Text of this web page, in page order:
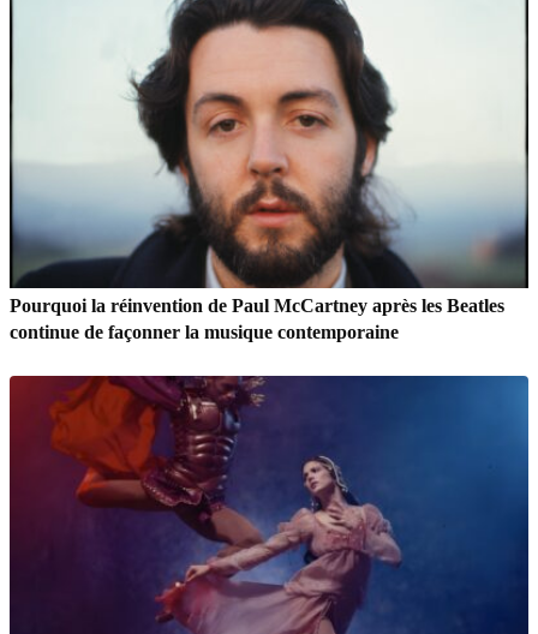
Pourquoi la réinvention de Paul McCartney après les Beatles
continue de façonner la musique contemporaine